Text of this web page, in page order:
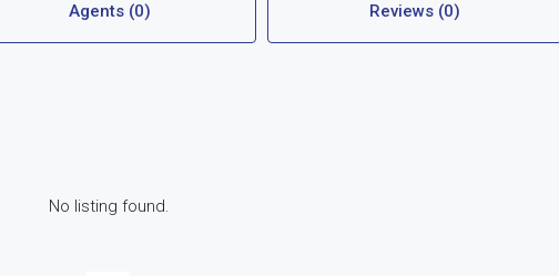
Agents (0) Reviews (0)
No listing found.